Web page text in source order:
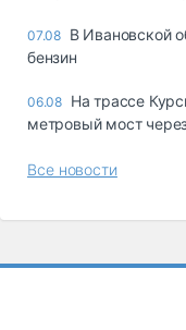
07.08 В Ивановской
бензин
06.08 На трассе
метровый мост
Все новости